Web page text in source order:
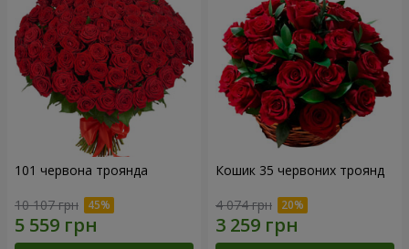
101 червона троянда
10 107 грн
Кошик 35 червоних троянд
4 074 грн